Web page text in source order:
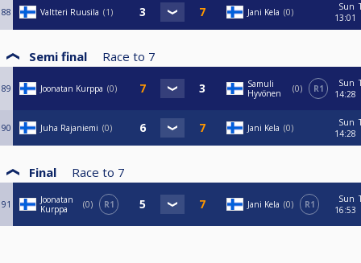
88 Valtteri Ruusila 1 Jani Kela 0
Sun
13:01
Semi final Race to 7
89 Joonatan Kurppa 0
Samuli
Hyvönen
0 R1
Sun
14:28
90 Juha Rajaniemi 0 Jani Kela 0
Sun
14:28
Final Race to 7
91
Joonatan
Kurppa
0 R1 Jani Kela 0 R1
Sun
16:53